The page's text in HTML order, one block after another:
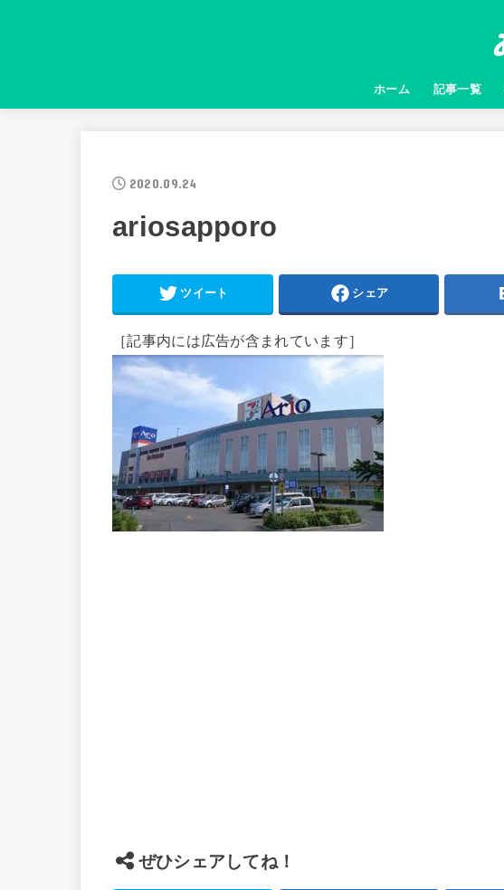
ホーム 記事一覧
2020.09.24
ariosapporo
ツイート シェア
［記事内には広告が含まれています］
ぜひシェアしてね！